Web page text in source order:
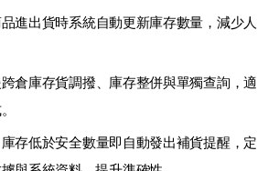
進出貨時系統自動更新庫存數量，減少人
倉庫存貨調撥、庫存整併與單獨查詢，適
庫存低於安全數量即自動發出補貨提醒，定